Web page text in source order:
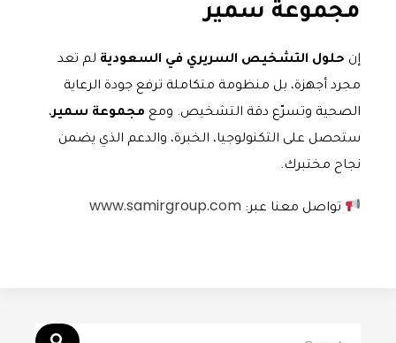
مجموعة سمير
إن حلول التشخيص السريري في السعودية لم تعد
مجرد أجهزة، بل منظومة متكاملة ترفع جودة الرعاية
الصحية وتسرّع دقة التشخيص. ومع مجموعة سمير،
ستحصل على التكنولوجيا، الخبرة، والدعم الذي يضمن
نجاح مختبرك.
تواصل معنا عبر:www.samirgroup.com